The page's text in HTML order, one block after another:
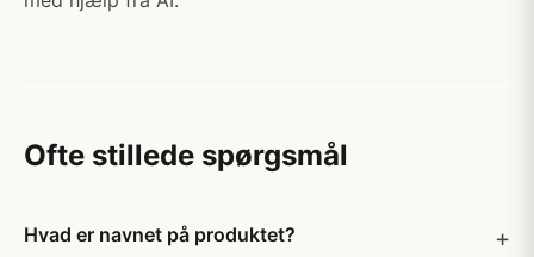
Ofte stillede spørgsmål
Hvad er navnet på produktet?